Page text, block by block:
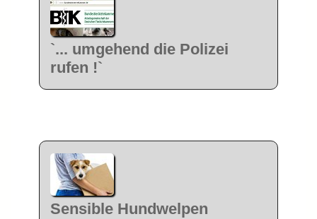
`... umgehend die Polizei
rufen !`
Sensible Hundwelpen